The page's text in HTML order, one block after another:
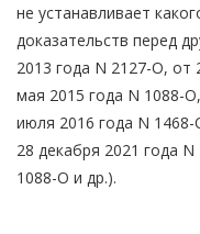
не устанавливает
доказательств перед
2013 года N 2127-О, от
мая 2015 года N 1088-
июля 2016 года N
28 декабря 2021 года
1088-О и др.).